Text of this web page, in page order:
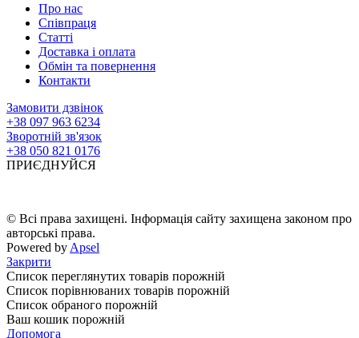
Про нас
Співпраця
Статті
Доставка і оплата
Обмін та повернення
Контакти
Замовити дзвінок
+38 097 963 6234
Зворотній зв'язок
+38 050 821 0176
ПРИЄДНУЙСЯ
© Всі права захищені. Інформація сайту захищена законом про
авторські права.
Powered by Apsel
Закрити
Список переглянутих товарів порожній
Список порівнюваних товарів порожній
Список обраного порожній
Ваш кошик порожній
Допомога